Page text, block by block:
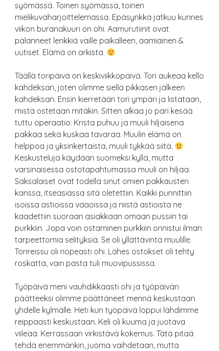
syömässä. Toinen syömässä, toinen
mielikuvaharjoittelemassa. Epäsynkka jatkuu kunnes
viikon buranakuuri on ohi. Aamurutiinit ovat
palanneet lenkkiä vaille paikalleen, aamiainen &
uutiset. Elämä on arkista.
Täällä toripäivä on keskiviikkopäivä. Tori aukeaa kello
kahdeksan, joten olimme siellä pikkasen jälkeen
kahdeksan. Ensin kierretään tori ympäri ja listataan,
mistä ostetaan mitäkin. Sitten alkaa jo pari kesää
tuttu operaatio: Krista puhuu ja muuli hiljaisena
pakkaa sekä kuskaa tavaraa. Muulin elämä on
helppoa ja yksinkertaista, muuli tykkää siitä.
Keskusteluja käydään suomeksi kyllä, mutta
varsinaisessa ostotapahtumassa muuli on hiljaa.
Saksalaiset ovat todella sinut omien pakkausten
kanssa, itseasiassa sitä oletettiin. Kaikki punnittiin
isoissa astioissa vaaoissa ja niistä astioista ne
kaadettiin suoraan asiakkaan omaan pussiin tai
purkkiin. Jopa voin ostaminen purkkiin onnistui ilman
tarpeettomia selityksiä. Se oli yllättävintä muulille.
Torireissu oli nopeasti ohi. Lähes ostokset oli tehty
roskatta, vain pasta tuli muovipussissa.
Työpäivä meni vauhdikkaasti ohi ja työpäivän
päätteeksi olimme päättäneet mennä keskustaan
yhdelle kylmälle. Heti kun työpäivä loppui lähdimme
reippaasti keskustaan. Keli oli kuuma ja juotava
viileää. Kerrassaan virkistävä kokemus. Tätä pitää
tehdä enemmänkin, juoma vaihdetaan, mutta